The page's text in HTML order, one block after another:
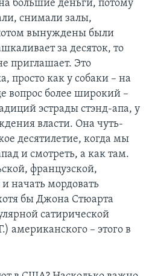
большие деньги, потому
снимали залы,
вынуждены были
за десяток, то
приглашает. Это
просто как у собаки – на
вопрос более широкий –
эстрады стэнд-апа, у
власти. Она чуть-
десятилетие, когда мы
и смотреть, а как там.
французской,
начать мордовать
бы Джона Стюарта
сатирической
– этого в